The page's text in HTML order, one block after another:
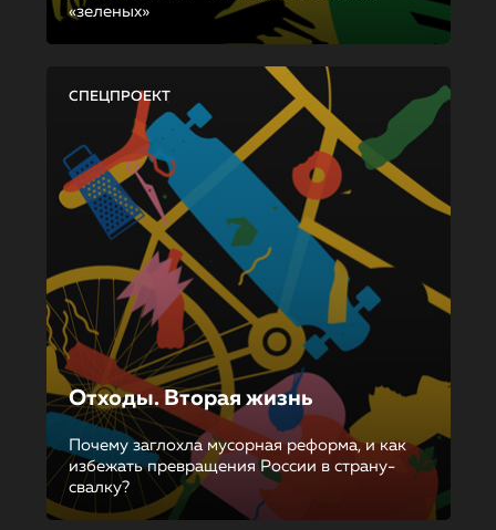
«зеленых»
СПЕЦПРОЕКТ
Отходы. Вторая жизнь
Почему заглохла мусорная реформа, и как
избежать превращения России в страну-
свалку?